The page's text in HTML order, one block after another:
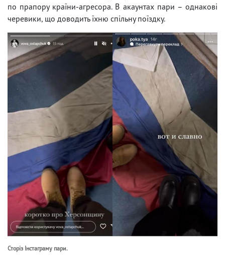
по прапору країни-агресора. В акаунтах пари – однакові
черевики, що доводить їхню спільну поїздку.
Сторіз Інстаграму пари.